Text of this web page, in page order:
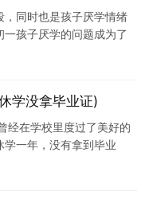
同时也是孩子厌学情绪
孩子厌学的问题成为了
学没拿毕业证)
经在学校里度过了美好的
学一年，没有拿到毕业